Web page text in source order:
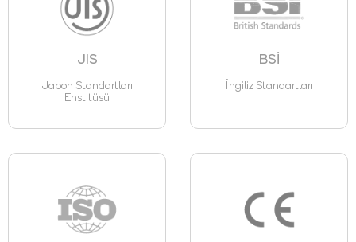
JIS
Japon Standartları
Enstitüsü
BSİ
İngiliz Standartları